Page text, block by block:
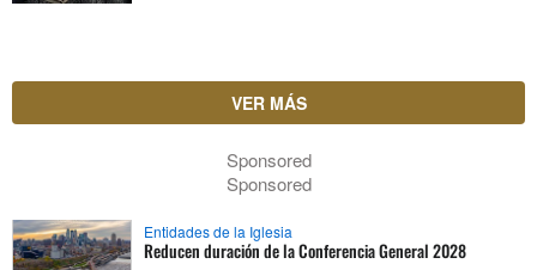
VER MÁS
Sponsored
Sponsored
Entidades de la Iglesia
Reducen duración de la Conferencia General 2028